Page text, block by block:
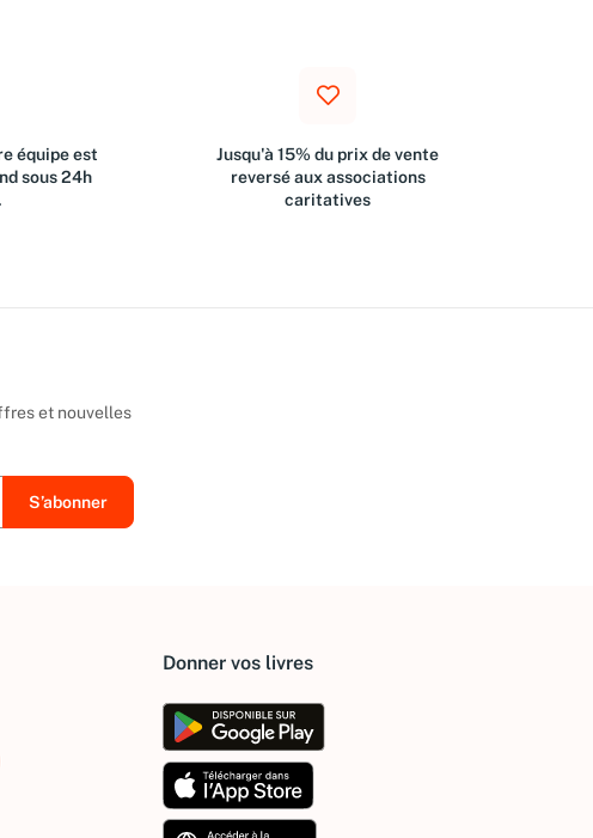
équipe est
sous 24h
Jusqu'à 15% du prix de vente
reversé aux associations
caritatives
et nouvelles
Donner vos livres